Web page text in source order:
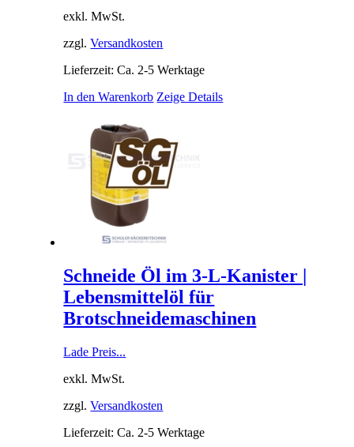
exkl. MwSt.
zzgl.Versandkosten
Lieferzeit: Ca. 2-5 Werktage
In den Warenkorb Zeige Details
Schneide Öl im 3-L-Kanister |
Lebensmittelöl für
Brotschneidemaschinen
Lade Preis...
exkl. MwSt.
zzgl.Versandkosten
Lieferzeit: Ca. 2-5 Werktage